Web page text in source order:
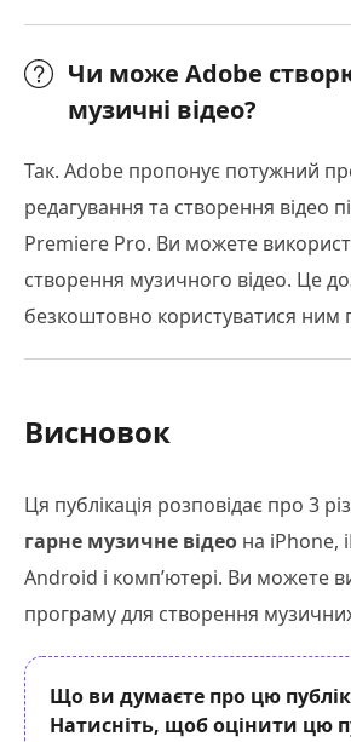
Чи може Adobe
музичні відео?
Так. Adobe пропонує потужний
редагування та створення відео
Premiere Pro. Ви можете
створення музичного відео. Це
безкоштовно користуватися ним
Висновок
Ця публікація розповідає про 3
гарне музичне відео на iPhone,
Android і комп’ютері. Ви можете
програму для створення
Що ви думаєте про цю
Натисніть, щоб оцінити цю